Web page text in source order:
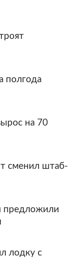
полгода
на 70
сменил штаб-
предложили
лодку с